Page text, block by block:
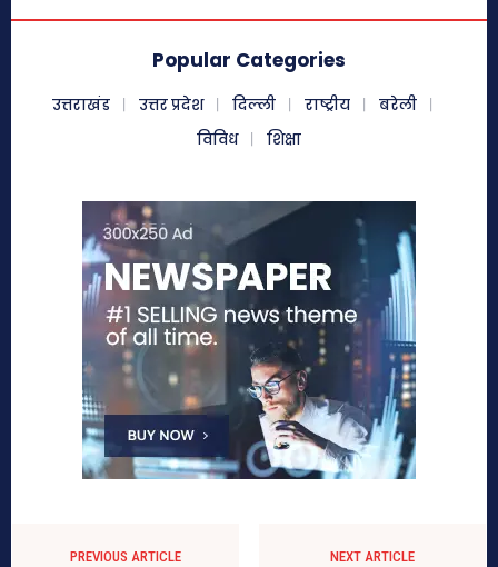
Popular Categories
उत्तराखंड उत्तर प्रदेश दिल्ली राष्ट्रीय
बरेली
विविध
शिक्षा
PREVIOUS ARTICLE NEXT ARTICLE